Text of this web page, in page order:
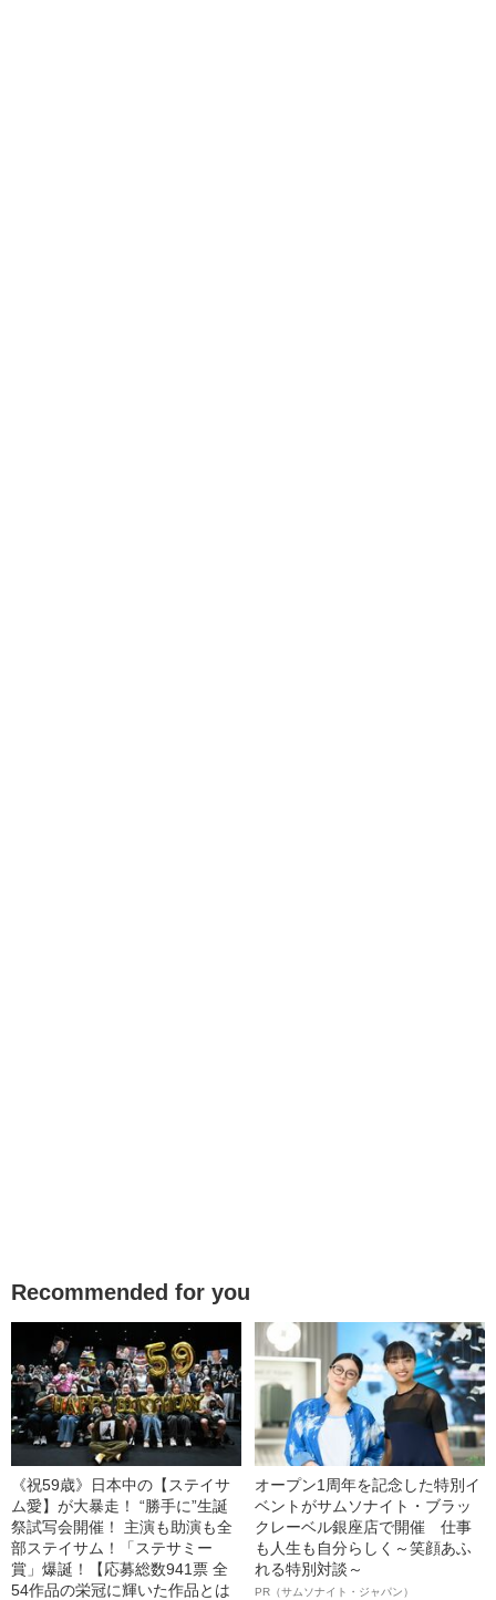
Recommended for you
《祝59歳》日本中の【ステイサ
ム愛】が大暴走！ “勝手に”生誕
祭試写会開催！ 主演も助演も全
部ステイサム！「ステサミー
賞」爆誕！【応募総数941票 全
54作品の栄冠に輝いた作品とは
オープン1周年を記念した特別イ
ベントがサムソナイト・ブラッ
クレーベル銀座店で開催 仕事
も人生も自分らしく～笑顔あふ
れる特別対談～
PR（サムソナイト・ジャパン）